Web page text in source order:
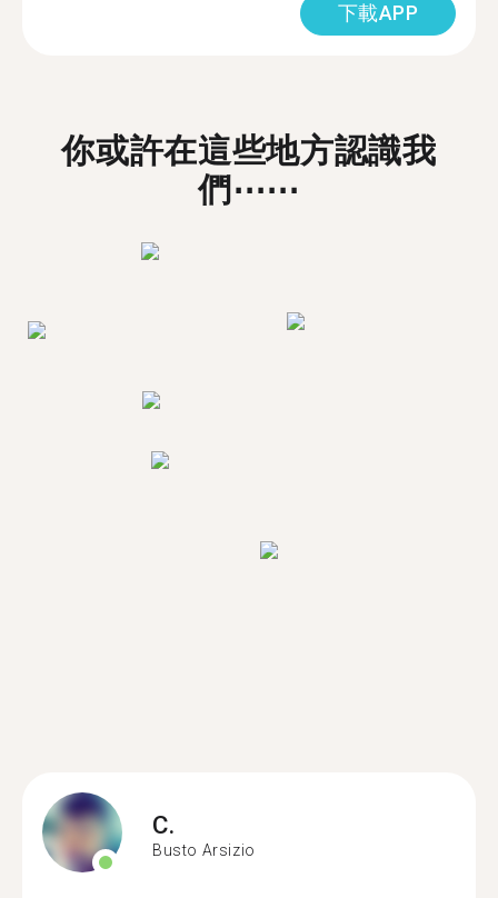
下載APP
你或許在這些地方認識我
們⋯⋯
C.
Busto Arsizio